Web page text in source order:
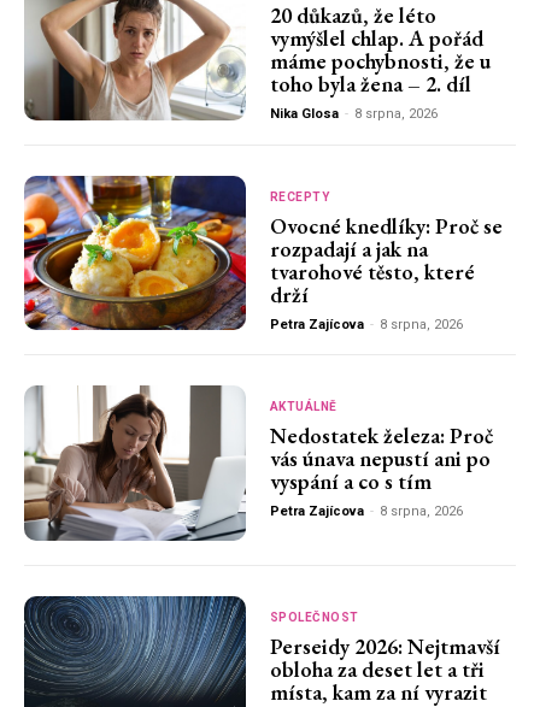
20 důkazů, že léto
vymýšlel chlap. A pořád
máme pochybnosti, že u
toho byla žena – 2. díl
Nika Glosa - 8 srpna, 2026
RECEPTY
Ovocné knedlíky: Proč se
rozpadají a jak na
tvarohové těsto, které
drží
Petra Zajícova - 8 srpna, 2026
AKTUÁLNĚ
Nedostatek železa: Proč
vás únava nepustí ani po
vyspání a co s tím
Petra Zajícova - 8 srpna, 2026
SPOLEČNOST
Perseidy 2026: Nejtmavší
obloha za deset let a tři
místa, kam za ní vyrazit